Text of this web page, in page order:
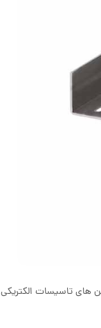
های تاسیسات الکتریکی